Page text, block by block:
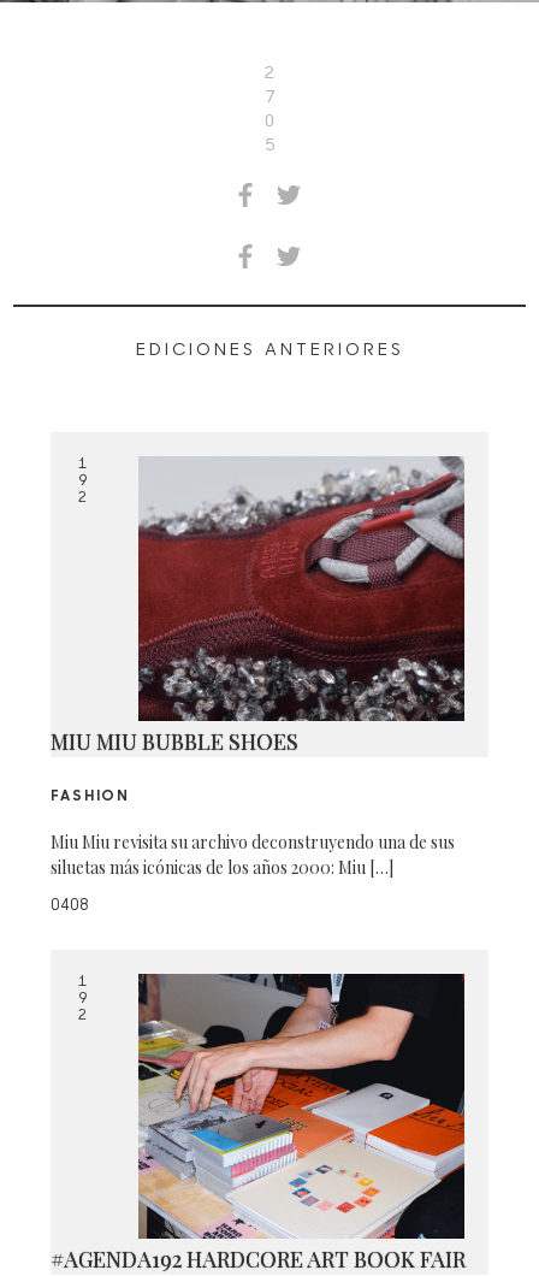
2
7
0
5
EDICIONES ANTERIORES
1
9
2
MIU MIU BUBBLE SHOES
FASHION
Miu Miu revisita su archivo deconstruyendo una de sus
siluetas más icónicas de los años 2000: Miu […]
0408
1
9
2
#AGENDA192 HARDCORE ART BOOK FAIR